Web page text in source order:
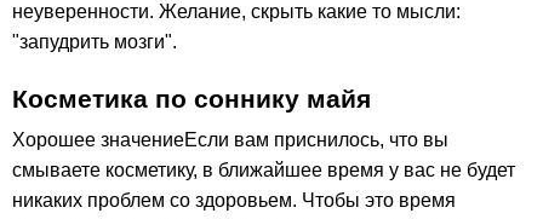
неуверенности. Желание, скрыть какие то мысли:
"запудрить мозги".
Косметика по соннику майя
Хорошее значениеЕсли вам приснилось, что вы
смываете косметику, в ближайшее время у вас не будет
никаких проблем со здоровьем. Чтобы это время